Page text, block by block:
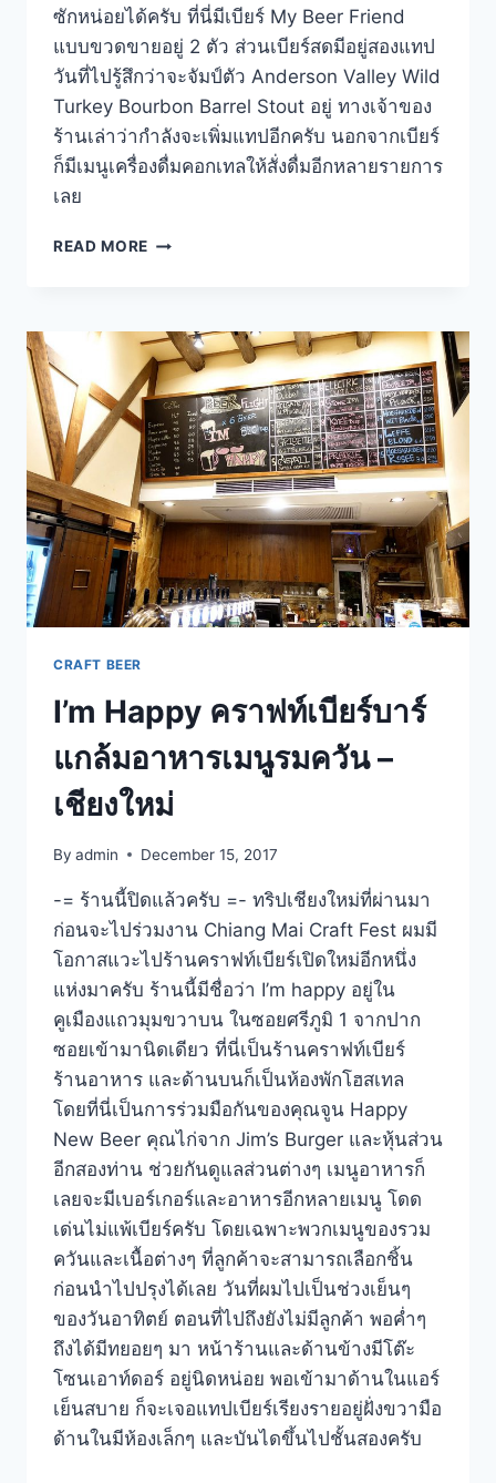
ซักหน่อยได้ครับ ที่นี่มีเบียร์ My Beer Friend
แบบขวดขายอยู่ 2 ตัว ส่วนเบียร์สดมีอยู่สองแทป
วันที่ไปรู้สึกว่าจะจัมป์ตัว Anderson Valley Wild
Turkey Bourbon Barrel Stout อยู่ ทางเจ้าของ
ร้านเล่าว่ากำลังจะเพิ่มแทปอีกครับ นอกจากเบียร์
ก็มีเมนูเครื่องดื่มคอกเทลให้สั่งดื่มอีกหลายรายการ
เลย
READ MORE MY
3
นิมมาน
เห
มินท์
ซอย
9
–
เชียงใหม่
CRAFT BEER
I’m Happy คราฟท์เบียร์บาร์
แกล้มอาหารเมนูรมควัน –
เชียงใหม่
By admin December 15, 2017
-= ร้านนี้ปิดแล้วครับ =- ทริปเชียงใหม่ที่ผ่านมา
ก่อนจะไปร่วมงาน Chiang Mai Craft Fest ผมมี
โอกาสแวะไปร้านคราฟท์เบียร์เปิดใหม่อีกหนึ่ง
แห่งมาครับ ร้านนี้มีชื่อว่า I’m happy อยู่ใน
คูเมืองแถวมุมขวาบน ในซอยศรีภูมิ 1 จากปาก
ซอยเข้ามานิดเดียว ที่นี่เป็นร้านคราฟท์เบียร์
ร้านอาหาร และด้านบนก็เป็นห้องพักโฮสเทล
โดยที่นี่เป็นการร่วมมือกันของคุณจูน Happy
New Beer คุณไก่จาก Jim’s Burger และหุ้นส่วน
อีกสองท่าน ช่วยกันดูแลส่วนต่างๆ เมนูอาหารก็
เลยจะมีเบอร์เกอร์และอาหารอีกหลายเมนู โดด
เด่นไม่แพ้เบียร์ครับ โดยเฉพาะพวกเมนูของรวม
ควันและเนื้อต่างๆ ที่ลูกค้าจะสามารถเลือกชิ้น
ก่อนนำไปปรุงได้เลย วันที่ผมไปเป็นช่วงเย็นๆ
ของวันอาทิตย์ ตอนที่ไปถึงยังไม่มีลูกค้า พอค่ำๆ
ถึงได้มีทยอยๆ มา หน้าร้านและด้านข้างมีโต๊ะ
โซนเอาท์ดอร์ อยู่นิดหน่อย พอเข้ามาด้านในแอร์
เย็นสบาย ก็จะเจอแทปเบียร์เรียงรายอยู่ฝั่งขวามือ
ด้านในมีห้องเล็กๆ และบันไดขึ้นไปชั้นสองครับ